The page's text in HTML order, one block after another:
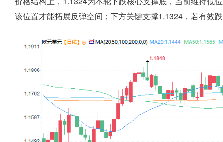
该位置才能拓展反弹空间；下方关键支撑1.1324，若有效